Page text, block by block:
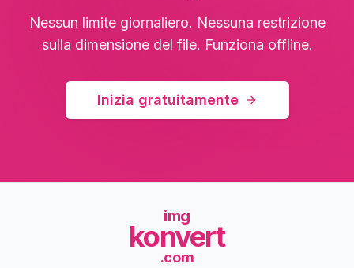
Nessun limite giornaliero. Nessuna restrizione
sulla dimensione del file. Funziona offline.
Inizia gratuitamente
img
konvert
.com